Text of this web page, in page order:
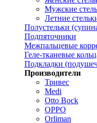
Мужские
Летние
Полустельки
Подпяточники
Межпальцевые
Геле-тканевые
Подкладки
Производители
Тривес
Medi
Otto Bock
OPPO
Orliman